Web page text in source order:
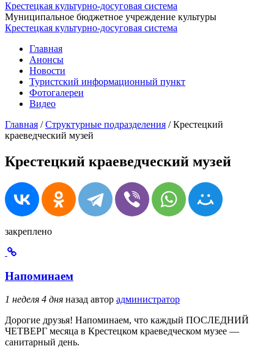
Крестецкая культурно-досуговая система
Муниципальное бюджетное учреждение культуры
Крестецкая культурно-досуговая система
Главная
Анонсы
Новости
Туристский информационный пункт
Фотогалереи
Видео
Главная /Структурные подразделения /Крестецкий
краеведческий музей
Крестецкий краеведческий музей
закреплено
Напоминаем
1 неделя 4 дня назад автор администратор
Дорогие друзья! Напоминаем, что каждый ПОСЛЕДНИЙ
ЧЕТВЕРГ месяца в Крестецком краеведческом музее —
санитарный день.